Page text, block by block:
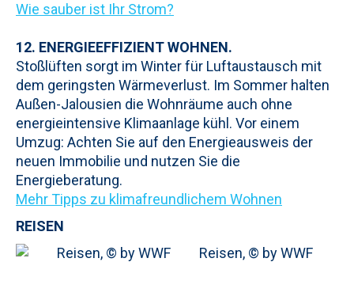
Wie sauber ist Ihr Strom?
12. ENERGIEEFFIZIENT WOHNEN.
Stoßlüften sorgt im Winter für Luftaustausch mit
dem geringsten Wärmeverlust. Im Sommer halten
Außen-Jalousien die Wohnräume auch ohne
energieintensive Klimaanlage kühl. Vor einem
Umzug: Achten Sie auf den Energieausweis der
neuen Immobilie und nutzen Sie die
Energieberatung.
Mehr Tipps zu klimafreundlichem Wohnen
REISEN
Reisen, © by WWF